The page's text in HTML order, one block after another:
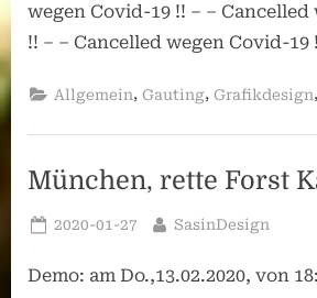
wegen Covid-19 !! – – Cancelled
!! – – Cancelled wegen Covid-19
Allgemein, Gauting, Grafikdesign,
München, rette Forst
Posted
2020-01-27 By
SasinDesign
Demo: am Do.,13.02.2020, von